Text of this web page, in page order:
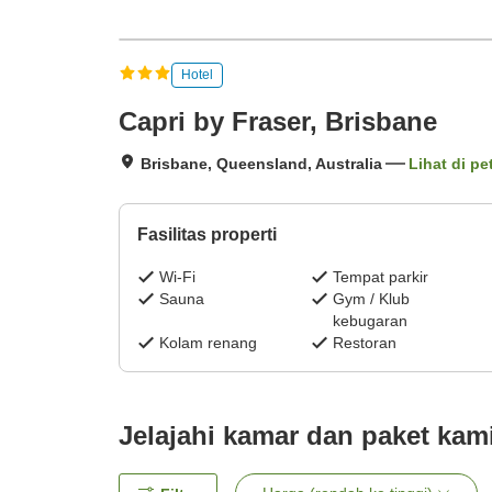
Hotel
Capri by Fraser, Brisbane
Brisbane, Queensland, Australia Lihat di
Fasilitas properti
Wi-Fi
Tempat parkir
Sauna
Gym / Klub
kebugaran
Kolam renang
Restoran
Jelajahi kamar dan paket